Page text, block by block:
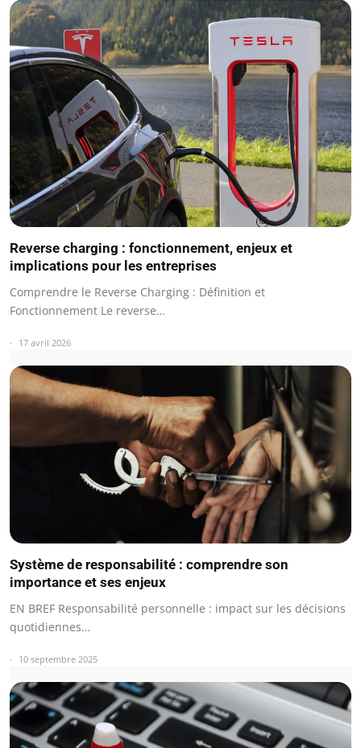
Reverse charging : fonctionnement, enjeux et
implications pour les entreprises
Comprendre le Reverse Charging : Définition et
Fonctionnement Le reverse…
17 avril 2026
Système de responsabilité : comprendre son
importance et ses enjeux
EN BREF Responsabilité personnelle : impact sur les décisions
quotidiennes…
10 septembre 2025